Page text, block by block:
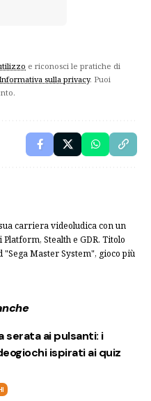
e riconosci le pratiche di
Informativa sulla privacy. Puoi
carriera videoludica con un
Stealth e GDR. Titolo
Master System", gioco più
serata ai pulsanti: i
ispirati ai quiz